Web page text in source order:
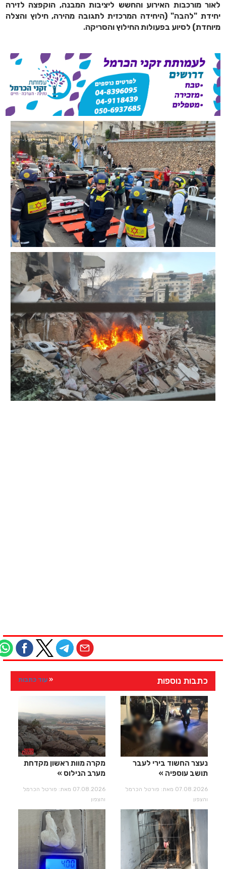
לאור מורכבות האירוע והחשש ליציבות המבנה, הוקפצה לזירה
יחידת "להבה" (היחידה המרכזית לתגובה מהירה, חילוץ והצלה
מיוחדת) לסיוע בפעולות החילוץ והסריקה.
כתבות נוספות עוד כתבות
נעצר החשוד בירי לעבר
תושב עוספיה
07.08.2026 מאת: פורטל הכרמל
והצפון
מקרה מוות ראשון מקדחת
מערב הנילוס
07.08.2026 מאת: פורטל הכרמל
והצפון